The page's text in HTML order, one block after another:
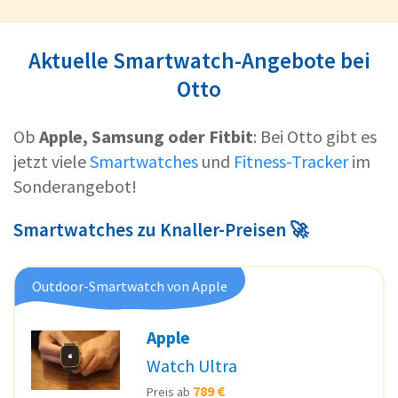
Aktuelle Smartwatch-Angebote bei
Otto
Ob Apple, Samsung oder Fitbit: Bei Otto gibt es
jetzt vieleSmartwatches und Fitness-Trackerim
Sonderangebot!
Smartwatches zu Knaller-Preisen 🚀
Outdoor-Smartwatch von Apple
Apple
Watch Ultra
Preis ab 789 €